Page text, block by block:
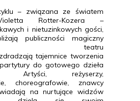
– związana ze światem
Rotter-Kozera –
i nietuzinkowych gości,
publiczności magiczny
teatru
tajemnice tworzenia
do gotowego dzieła
Artyści, reżyserzy,
choreografowie, znawcy
na nurtujące widzów